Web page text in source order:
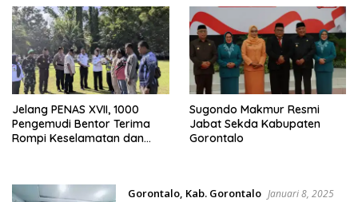
Jelang PENAS XVII, 1000
Pengemudi Bentor Terima
Rompi Keselamatan dan
Sugondo Makmur Resmi
Jabat Sekda Kabupaten
Gorontalo
Gorontalo, Kab. Gorontalo Januari 8, 2025